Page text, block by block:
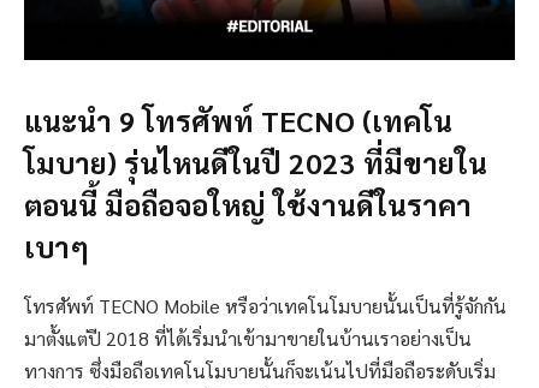
แนะนำ 9 โทรศัพท์ TECNO (เทคโน
โมบาย) รุ่นไหนดีในปี 2023 ที่มีขายใน
ตอนนี้ มือถือจอใหญ่ ใช้งานดีในราคา
เบาๆ
โทรศัพท์ TECNO Mobile หรือว่าเทคโนโมบายนั้นเป็นที่รู้จักกัน
มาตั้งแต่ปี 2018 ที่ได้เริ่มนำเข้ามาขายในบ้านเราอย่างเป็น
ทางการ ซึ่งมือถือเทคโนโมบายนั้นก็จะเน้นไปที่มือถือระดับเริ่ม